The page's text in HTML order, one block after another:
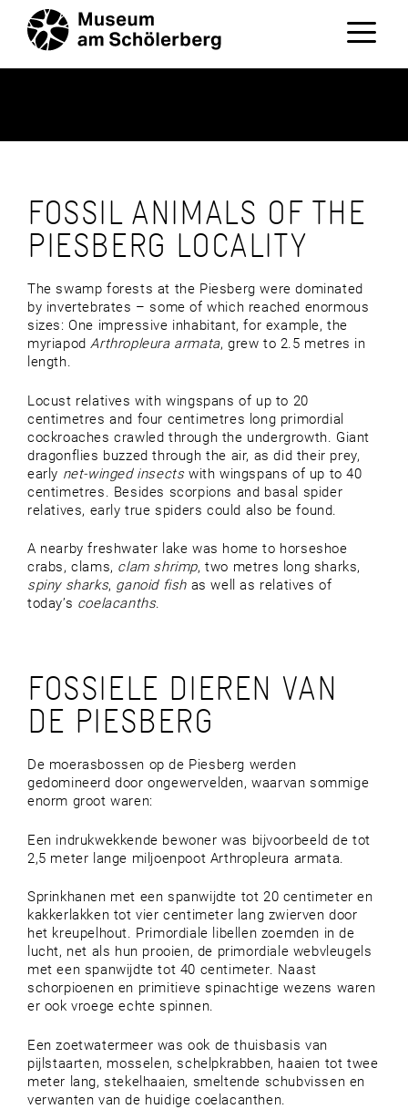
Inhalt
springen
FOSSIL ANIMALS OF THE
PIESBERG LOCALITY
The swamp forests at the Piesberg were dominated
by invertebrates – some of which reached enormous
sizes: One impressive inhabitant, for example, the
myriapodArthropleura armata, grew to 2.5 metres in
length.
Locust relatives with wingspans of up to 20
centimetres and four centimetres long primordial
cockroaches crawled through the undergrowth. Giant
dragonflies buzzed through the air, as did their prey,
early net-winged insectswith wingspans of up to 40
centimetres. Besides scorpions and basal spider
relatives, early true spiders could also be found.
A nearby freshwater lake was home to horseshoe
crabs, clams, clam shrimp, two metres long sharks,
spiny sharks, ganoid fish as well as relatives of
today’s coelacanths.
FOSSIELE DIEREN VAN
DE PIESBERG
De moerasbossen op de Piesberg werden
gedomineerd door ongewervelden, waarvan sommige
enorm groot waren:
Een indrukwekkende bewoner was bijvoorbeeld de tot
2,5 meter lange miljoenpoot Arthropleura armata.
Sprinkhanen met een spanwijdte tot 20 centimeter en
kakkerlakken tot vier centimeter lang zwierven door
het kreupelhout. Primordiale libellen zoemden in de
lucht, net als hun prooien, de primordiale webvleugels
met een spanwijdte tot 40 centimeter. Naast
schorpioenen en primitieve spinachtige wezens waren
er ook vroege echte spinnen.
Een zoetwatermeer was ook de thuisbasis van
pijlstaarten, mosselen, schelpkrabben, haaien tot twee
meter lang, stekelhaaien, smeltende schubvissen en
verwanten van de huidige coelacanthen.